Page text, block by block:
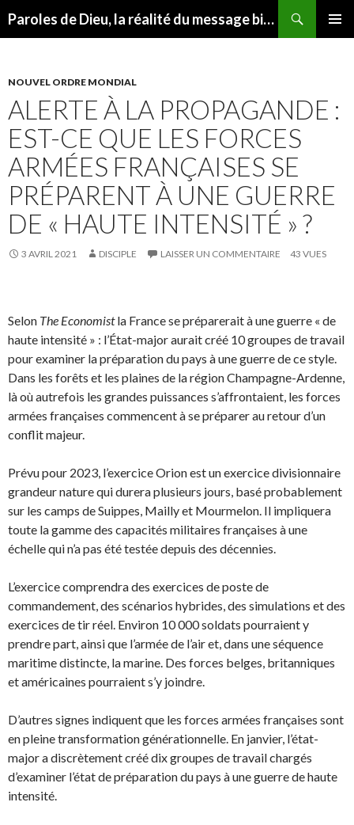
Paroles de Dieu, la réalité du message biblique
NOUVEL ORDRE MONDIAL
ALERTE À LA PROPAGANDE :
EST-CE QUE LES FORCES
ARMÉES FRANÇAISES SE
PRÉPARENT À UNE GUERRE
DE « HAUTE INTENSITÉ » ?
3 AVRIL 2021 DISCIPLE LAISSER UN COMMENTAIRE 43 VUES
Selon The Economistla France se préparerait à une guerre « de
haute intensité » : l’État-major aurait créé 10 groupes de travail
pour examiner la préparation du pays à une guerre de ce style.
Dans les forêts et les plaines de la région Champagne-Ardenne,
là où autrefois les grandes puissances s’affrontaient, les forces
armées françaises commencent à se préparer au retour d’un
conflit majeur.
Prévu pour 2023, l’exercice Orion est un exercice divisionnaire
grandeur nature qui durera plusieurs jours, basé probablement
sur les camps de Suippes, Mailly et Mourmelon. Il impliquera
toute la gamme des capacités militaires françaises à une
échelle qui n’a pas été testée depuis des décennies.
L’exercice comprendra des exercices de poste de
commandement, des scénarios hybrides, des simulations et des
exercices de tir réel. Environ 10 000 soldats pourraient y
prendre part, ainsi que l’armée de l’air et, dans une séquence
maritime distincte, la marine. Des forces belges, britanniques
et américaines pourraient s’y joindre.
D’autres signes indiquent que les forces armées françaises sont
en pleine transformation générationnelle. En janvier, l’état-
major a discrètement créé dix groupes de travail chargés
d’examiner l’état de préparation du pays à une guerre de haute
intensité.